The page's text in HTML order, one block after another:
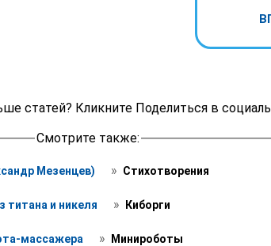
статей? Кликните Поделиться в
Смотрите также:
Мезенцев) » Стихотворения
титана и никеля » Киборги
массажера » Минироботы